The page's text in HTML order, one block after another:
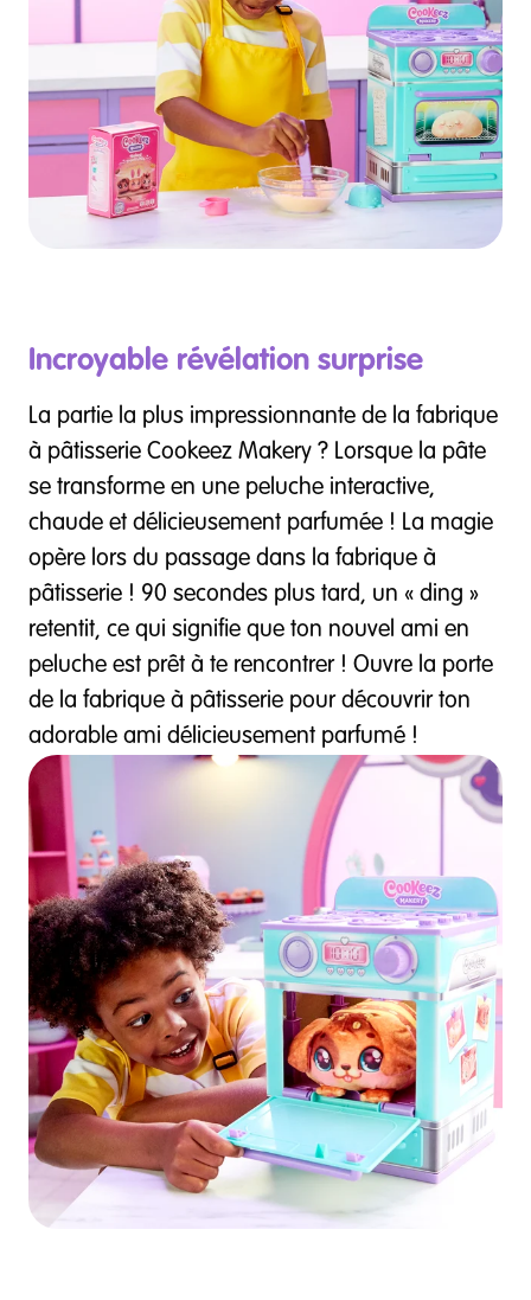
Incroyable révélation surprise
La partie la plus impressionnante de la fabrique
à pâtisserie Cookeez Makery ? Lorsque la pâte
se transforme en une peluche interactive,
chaude et délicieusement parfumée ! La magie
opère lors du passage dans la fabrique à
pâtisserie ! 90 secondes plus tard, un « ding »
retentit, ce qui signifie que ton nouvel ami en
peluche est prêt à te rencontrer ! Ouvre la porte
de la fabrique à pâtisserie pour découvrir ton
adorable ami délicieusement parfumé !